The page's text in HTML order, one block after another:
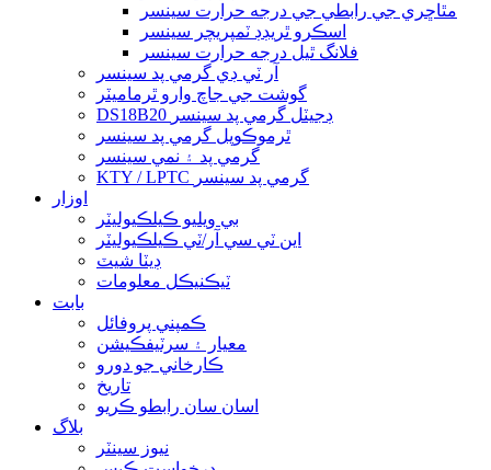
مٿاڇري جي رابطي جي درجه حرارت سينسر
اسڪرو ٿريڊڊ ٽمپريچر سينسر
فلانگ ٿيل درجه حرارت سينسر
آر ٽي ڊي گرمي پد سينسر
گوشت جي جاچ وارو ٿرماميٽر
DS18B20 ڊجيٽل گرمي پد سينسر
ٿرموڪوپل گرمي پد سينسر
گرمي پد ۽ نمي سينسر
KTY / LPTC گرمي پد سينسر
اوزار
بي ويليو ڪيلڪيوليٽر
اين ٽي سي آر/ٽي ڪيلڪيوليٽر
ڊيٽا شيٽ
ٽيڪنيڪل معلومات
بابت
ڪمپني پروفائل
معيار ۽ سرٽيفڪيشن
ڪارخاني جو دورو
تاريخ
اسان سان رابطو ڪريو
بلاگ
نيوز سينٽر